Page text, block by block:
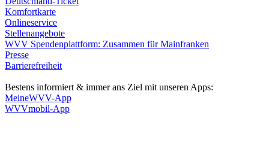
Komfortkarte
Onlineservice
Stellenangebote
WVV Spendenplattform: Zusammen für Mainfranken
Presse
Barrierefreiheit
Bestens informiert & immer ans Ziel mit unseren Apps:
MeineWVV-App
WVVmobil-App